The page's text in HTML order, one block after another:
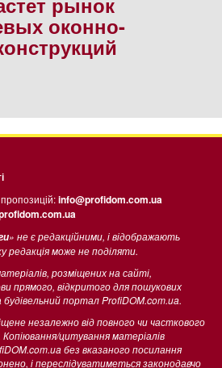
оконно-
info@profidom.com.ua
» не є редакційними, і відображають
редакція може не поділяти.
розміщених на сайті,
прямого, відкритого для пошукових
портал ProfiDOM.com.ua.
незалежно від повного чи часткового
цитування матеріалів
без вказаного посилання
і переслідуватиметься законодавчо